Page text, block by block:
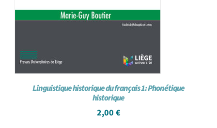
Linguistique historique du français 1: Phonétique
historique
2,00 €